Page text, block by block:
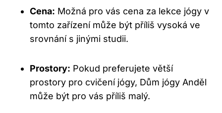
Cena: Možná pro vás cena za lekce jógy v
tomto zařízení může být příliš vysoká ve
srovnání s jinými studii.
Prostory: Pokud preferujete větší
prostory pro cvičení jógy, Dům jógy Anděl
může být pro vás příliš malý.